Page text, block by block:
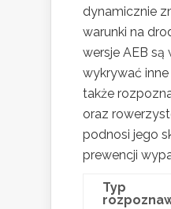
dynamicznie
warunki na
wersje AEB są
wykrywać
także
oraz
podnosi jego
prewencji
Typ